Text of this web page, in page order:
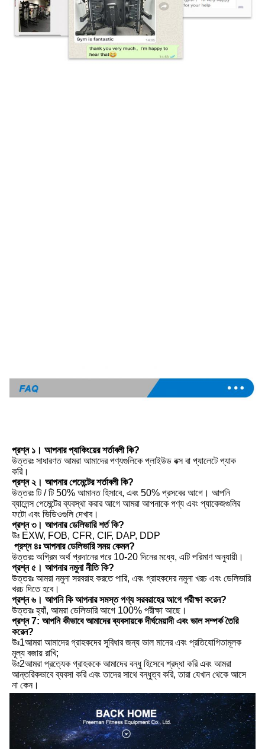
প্রশ্ন ১। আপনার প্যাকিংয়ের শর্তাবলী কি?
উত্তরঃ সাধারণত আমরা আমাদের পণ্যগুলিকে প্লাইউড বক্স বা প্যালেটে প্যাক
করি।
প্রশ্ন ২। আপনার পেমেন্টের শর্তাবলী কি?
উত্তরঃ টি / টি 50% আমানত হিসাবে, এবং 50% প্রসবের আগে। আপনি
ব্যালেন্স পেমেন্টের ব্যবস্থা করার আগে আমরা আপনাকে পণ্য এবং প্যাকেজগুলির
ফটো এবং ভিডিওগুলি দেখাব।
প্রশ্ন ৩। আপনার ডেলিভারি শর্ত কি?
উঃ EXW, FOB, CFR, CIF, DAP, DDP
প্রশ্ন ৪ঃ আপনার ডেলিভারি সময় কেমন?
উত্তরঃ অগ্রিম অর্থ প্রদানের পরে 10-20 দিনের মধ্যে, এটি পরিমাণ অনুযায়ী।
প্রশ্ন ৫। আপনার নমুনা নীতি কি?
উত্তরঃ আমরা নমুনা সরবরাহ করতে পারি, এবং গ্রাহকদের নমুনা খরচ এবং ডেলিভারি
খরচ দিতে হবে।
প্রশ্ন ৬। আপনি কি আপনার সমস্ত পণ্য সরবরাহের আগে পরীক্ষা করেন?
উত্তরঃ হ্যাঁ, আমরা ডেলিভারি আগে 100% পরীক্ষা আছে।
প্রশ্ন 7: আপনি কীভাবে আমাদের ব্যবসায়কে দীর্ঘমেয়াদী এবং ভাল সম্পর্ক তৈরি
করেন?
উঃ1আমরা আমাদের গ্রাহকদের সুবিধার জন্য ভাল মানের এবং প্রতিযোগিতামূলক
মূল্য বজায় রাখি;
উঃ2আমরা প্রত্যেক গ্রাহককে আমাদের বন্ধু হিসেবে শ্রদ্ধা করি এবং আমরা
আন্তরিকভাবে ব্যবসা করি এবং তাদের সাথে বন্ধুত্ব করি, তারা যেখান থেকে আসে
না কেন।